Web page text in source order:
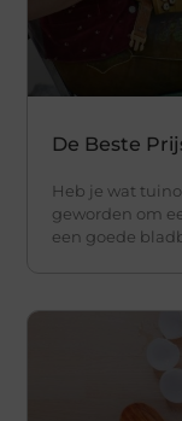
De Beste
Heb je wat
geworden om
een goede